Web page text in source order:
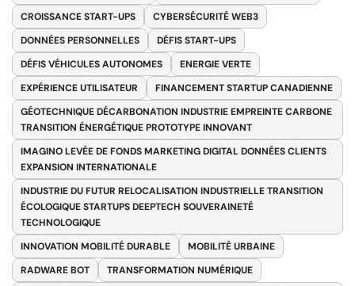
CROISSANCE START-UPS
CYBERSÉCURITÉ WEB3
DONNÉES PERSONNELLES
DÉFIS START-UPS
DÉFIS VÉHICULES AUTONOMES
ENERGIE VERTE
EXPÉRIENCE UTILISATEUR
FINANCEMENT STARTUP CANADIENNE
GÉOTECHNIQUE DÉCARBONATION INDUSTRIE EMPREINTE CARBONE
TRANSITION ÉNERGÉTIQUE PROTOTYPE INNOVANT
IMAGINO LEVÉE DE FONDS MARKETING DIGITAL DONNÉES CLIENTS
EXPANSION INTERNATIONALE
INDUSTRIE DU FUTUR RELOCALISATION INDUSTRIELLE TRANSITION
ÉCOLOGIQUE STARTUPS DEEPTECH SOUVERAINETÉ
TECHNOLOGIQUE
INNOVATION MOBILITÉ DURABLE
MOBILITÉ URBAINE
RADWARE BOT
TRANSFORMATION NUMÉRIQUE